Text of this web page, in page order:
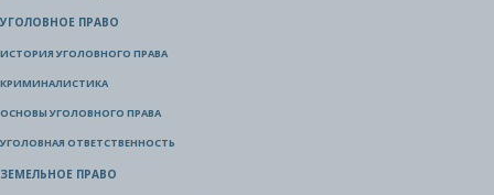
УГОЛОВНОЕ ПРАВО
ИСТОРИЯ УГОЛОВНОГО ПРАВА
КРИМИНАЛИСТИКА
ОСНОВЫ УГОЛОВНОГО ПРАВА
УГОЛОВНАЯ ОТВЕТСТВЕННОСТЬ
ЗЕМЕЛЬНОЕ ПРАВО